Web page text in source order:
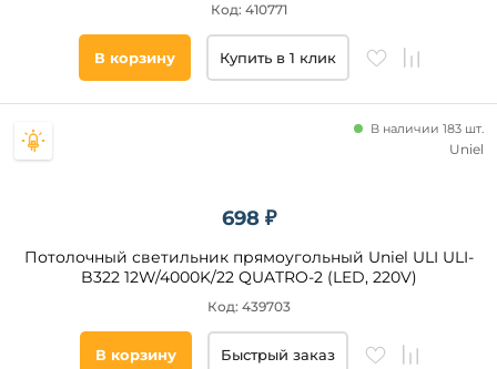
Код: 410771
В корзину Купить в 1 клик
698 ₽
Потолочный светильник прямоугольный Uniel ULI ULI-
B322 12W/4000K/22 QUATRO-2 (LED, 220V)
В наличии 183 шт.
Код: 439703
Uniel
В корзину Быстрый заказ